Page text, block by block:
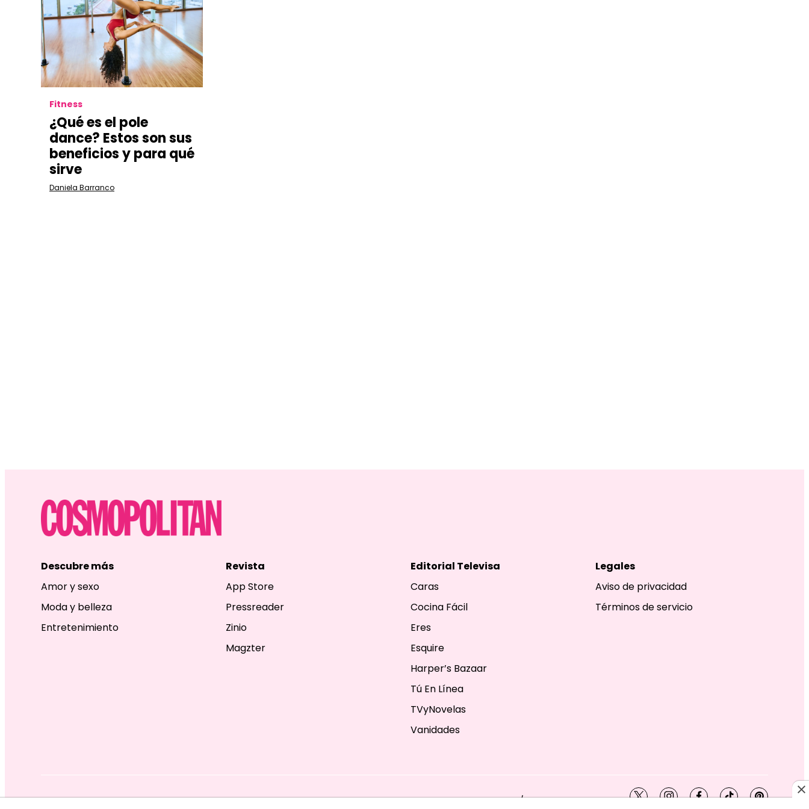
Fitness
¿Qué es el pole
dance? Estos son sus
beneficios y para qué
sirve
Daniela Barranco
Descubre más
Amor y sexo
Moda y belleza
Entretenimiento
Revista
App Store
Pressreader
Zinio
Magzter
Editorial Televisa
Caras
Cocina Fácil
Eres
Esquire
Harper’s Bazaar
Tú En Línea
TVyNovelas
Vanidades
Legales
Aviso de privacidad
Términos de servicio
EDITORIAL TELEVISA S.A. DE C.V. TODOS LOS DERECHOS RESERVADOS. TBG - EDITORIAL TELEVISA - LIFESTYLES - BEAUTY / FASHION twitterinstagramfacebook
tiktokpinterest